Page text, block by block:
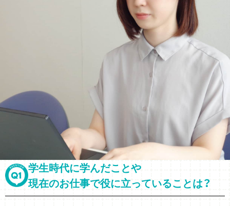
学生時代に学んだことや
現在のお仕事で役に立っていることは？